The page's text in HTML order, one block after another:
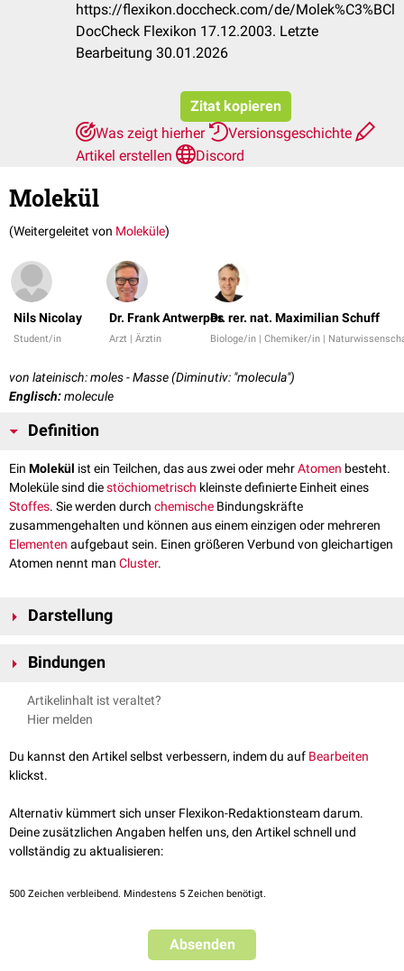
https://flexikon.doccheck.com/de/Molek%C3%BCl
DocCheck Flexikon 17.12.2003. Letzte
Bearbeitung 30.01.2026
Zitat kopieren
Was zeigt hierher
Versionsgeschichte
Artikel erstellen
Discord
Molekül
(Weitergeleitet von Moleküle)
Nils Nicolay
Student/in
Dr. Frank Antwerpes
Arzt | Ärztin
Dr. rer. nat. Maximilian Schuff
Biologe/in | Chemiker/in |
von lateinisch: moles - Masse (Diminutiv: "molecula")
Englisch:molecule
Definition
Ein Molekül ist ein Teilchen, das aus zwei oder mehrAtomen besteht.
Moleküle sind diestöchiometrisch kleinste definierte Einheit eines
Stoffes. Sie werden durch chemische Bindungskräfte
zusammengehalten und können aus einem einzigen oder mehreren
Elementen aufgebaut sein. Einen größeren Verbund von gleichartigen
Atomen nennt man Cluster.
Darstellung
werden., wie etwa über die
ist z.B. nötig, um Isomerezu unterscheiden.
Bindungen
Die in Molekülen verbundenen Atome werden über gemeinsame
Elektronenpaare
Zwischen verschiedenen Molekülen können noch andere
Anziehungskräfte wirken, wie etwa
dieSiede- undSchmelzpunktesowie dieLöslichkeitseigenschaften
Stoffes.
Artikelinhalt ist veraltet?
Hier melden
Du kannst den Artikel selbst verbessern, indem du auf Bearbeiten
klickst.
Alternativ kümmert sich unser Flexikon-Redaktionsteam darum.
Deine zusätzlichen Angaben helfen uns, den Artikel schnell und
vollständig zu aktualisieren:
500 Zeichen verbleibend. Mindestens 5 Zeichen benötigt.
Absenden